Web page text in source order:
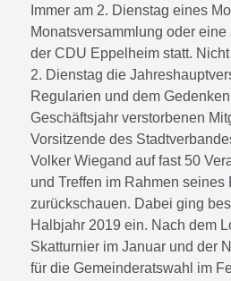
Immer am 2. Dienstag eines
Monatsversammlung oder
der CDU Eppelheim statt.
2. Dienstag die
Regularien und dem
Geschäftsjahr verstorbenen
Vorsitzende des
Volker Wiegand auf fast 50
und Treffen im Rahmen
zurückschauen. Dabei ging
Halbjahr 2019 ein. Nach dem
Skatturnier im Januar und der
für die Gemeinderatswahl im